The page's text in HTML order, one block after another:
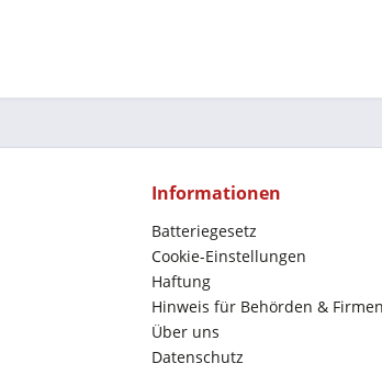
Informationen
Batteriegesetz
Cookie-Einstellungen
Haftung
Hinweis für Behörden & Firmen
Über uns
Datenschutz